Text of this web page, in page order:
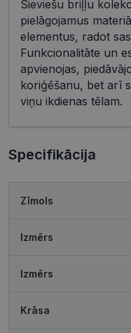
Sieviešu briļļu
pielāgojamus
elementus, radot
Funkcionalitāte un
apvienojas,
koriģēšanu, bet arī
viņu ikdienas tēlam.
Specifikācija
Zīmols
Izmērs
Izmērs
Krāsa